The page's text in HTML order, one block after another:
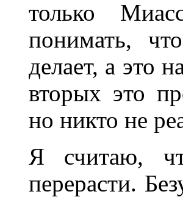
только
понимать,
делает, а это
вторых это
но никто не
Я считаю,
перерасти.